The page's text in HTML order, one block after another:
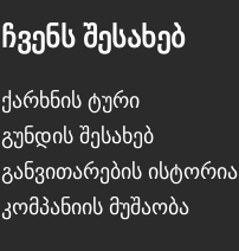
ᲩᲕᲔᲜᲡ ᲨᲔᲡᲐᲮᲔᲑ
ქარხნის ტური
გუნდის შესახებ
განვითარების ისტორია
კომპანიის მუშაობა